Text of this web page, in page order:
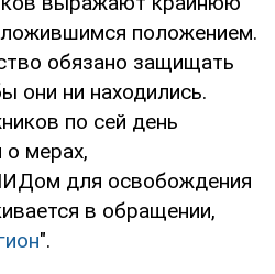
положением.
обязано защищать
они ни находились.
по сей день
мерах,
для освобождения
в обращении,
".